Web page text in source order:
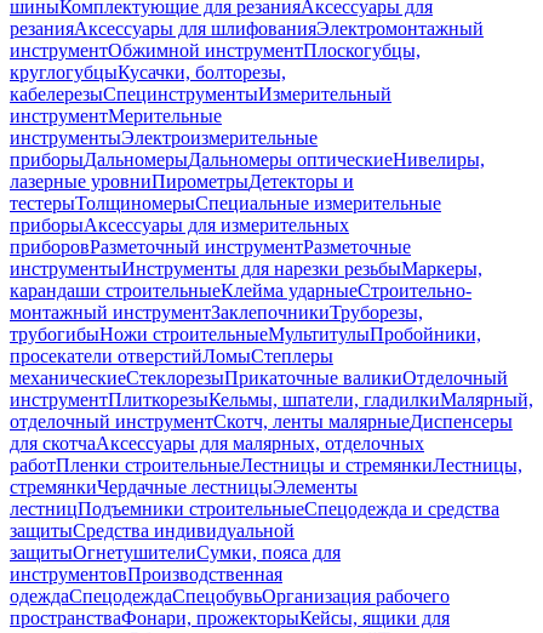
шиныКомплектующие для резанияАксессуары для
резанияАксессуары для шлифованияЭлектромонтажный
инструментОбжимной инструментПлоскогубцы,
круглогубцыКусачки, болторезы,
кабелерезыСпецинструментыИзмерительный
инструментМерительные
инструментыЭлектроизмерительные
приборыДальномерыДальномеры оптическиеНивелиры,
лазерные уровниПирометрыДетекторы и
тестерыТолщиномерыСпециальные измерительные
приборыАксессуары для измерительных
приборовРазметочный инструментРазметочные
инструментыИнструменты для нарезки резьбыМаркеры,
карандаши строительныеКлейма ударныеСтроительно-
монтажный инструментЗаклепочникиТруборезы,
трубогибыНожи строительныеМультитулыПробойники,
просекатели отверстийЛомыСтеплеры
механическиеСтеклорезыПрикаточные валикиОтделочный
инструментПлиткорезыКельмы, шпатели, гладилкиМалярный,
отделочный инструментСкотч, ленты малярныеДиспенсеры
для скотчаАксессуары для малярных, отделочных
работПленки строительныеЛестницы и стремянкиЛестницы,
стремянкиЧердачные лестницыЭлементы
лестницПодъемники строительныеСпецодежда и средства
защитыСредства индивидуальной
защитыОгнетушителиСумки, пояса для
инструментовПроизводственная
одеждаСпецодеждаСпецобувьОрганизация рабочего
пространстваФонари, прожекторыКейсы, ящики для